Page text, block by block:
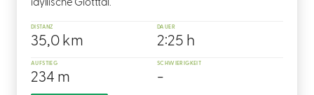
idyllische Glötttal.
DISTANZ
35,0 km
DAUER
2:25 h
AUFSTIEG
234 m
SCHWIERIGKEIT
-